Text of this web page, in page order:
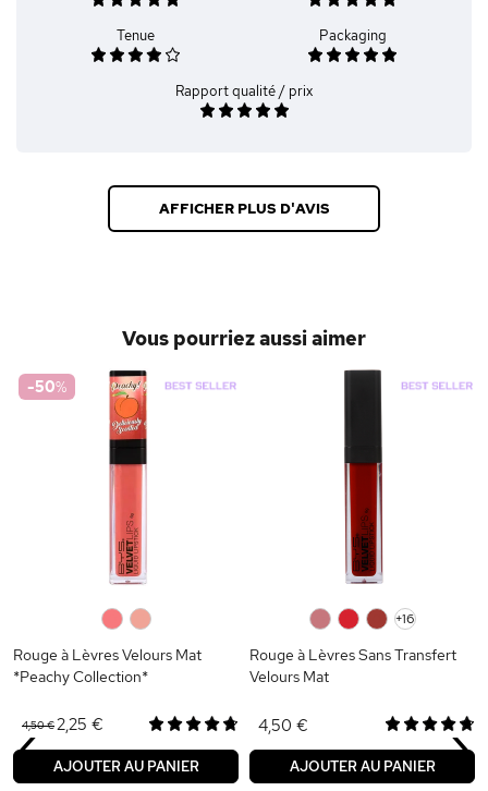
Tenue Packaging
Rapport qualité / prix
AFFICHER PLUS D'AVIS
Vous pourriez aussi aimer
-50%
Rouge à Lèvres Velours Mat
*Peachy Collection*
4,50 €2,25 €
AJOUTER AU PANIER
+16
Rouge à Lèvres Sans Transfert
Velours Mat
4,50 €
AJOUTER AU PANIER
‹ ›